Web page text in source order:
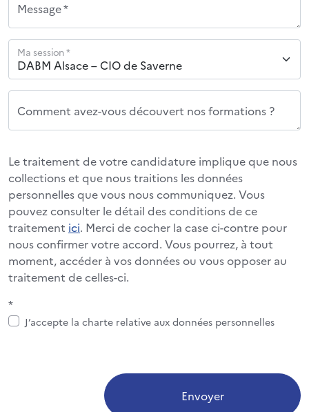
Message *
Ma session *
Comment avez-vous découvert nos formations ?
Le traitement de votre candidature implique que nous
collections et que nous traitions les données
personnelles que vous nous communiquez. Vous
pouvez consulter le détail des conditions de ce
traitement ici. Merci de cocher la case ci-contre pour
nous confirmer votre accord. Vous pourrez, à tout
moment, accéder à vos données ou vous opposer au
traitement de celles-ci.
*
J’accepte la charte relative aux données personnelles
Envoyer